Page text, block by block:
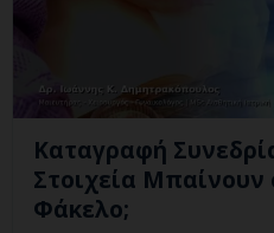
Καταγραφή
Στοιχεία Μπαίνουν
Φάκελο;